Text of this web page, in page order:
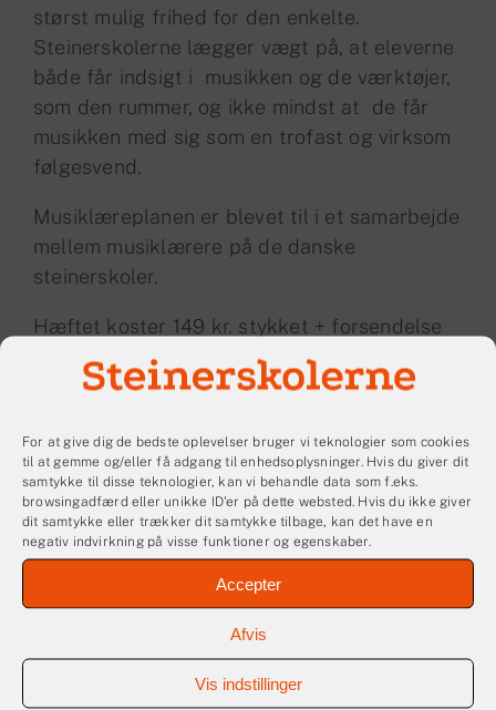
For at give dig de bedste oplevelser bruger vi teknologier som cookies
til at gemme og/eller få adgang til enhedsoplysninger. Hvis du giver dit
samtykke til disse teknologier, kan vi behandle data som f.eks.
browsingadfærd eller unikke ID'er på dette websted. Hvis du ikke giver
dit samtykke eller trækker dit samtykke tilbage, kan det have en
negativ indvirkning på visse funktioner og egenskaber.
Accepter
Afvis
Vis indstillinger
størst mulig frihed for den enkelte.
Steinerskolerne lægger vægt på, at eleverne
både får indsigt i
musikken og de værktøjer,
som den rummer, og ikke mindst at
de får
musikken med sig som en trofast og virksom
følgesvend.
Musiklæreplanen er blevet til i et samarbejde
mellem musiklærere på de danske
steinerskoler.
Hæftet koster 149 kr. stykket + forsendelse
og kan rekvireres ved henvendelse til os på
info@steinerskolerne.dk
Mediepædagogik i steinerskoler
(hæfte),2021
Denne første udgave af en rammelæreplan
for mediedannelse har relevans for alle
voksne, der har plads i børns og unges liv.
Den henvender sig til lærere, pædagoger og
forældre fra børnehaveklasse til
ungdomsuddannelse, og omfatter både